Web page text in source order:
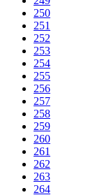
250
251
252
253
254
255
256
257
258
259
260
261
262
263
264